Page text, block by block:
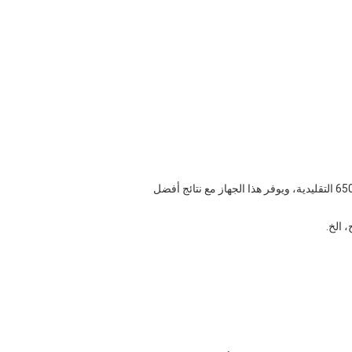
1. التكنولوجيا المتقدمة العالمية للحد من الأنسجة الدهنية-- 650nm و 980nm ديود يبو ليزر التخسيس. مقارنة مع واحد ليبولاسر 650nm التقليدية، ويوفر هذا الجهاز مع نتائج أفضل